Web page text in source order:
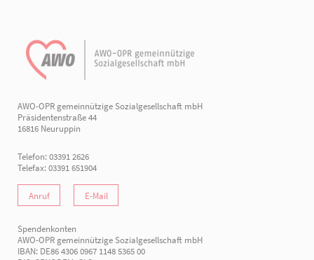
AWO-OPR gemeinnützige Sozialgesellschaft mbH
Präsidentenstraße 44
16816 Neuruppin
Telefon: 03391 2626
Telefax: 03391 651904
Anruf E-Mail
Spendenkonten
AWO-OPR gemeinnützige Sozialgesellschaft mbH
IBAN: DE86 4306 0967 1148 5365 00